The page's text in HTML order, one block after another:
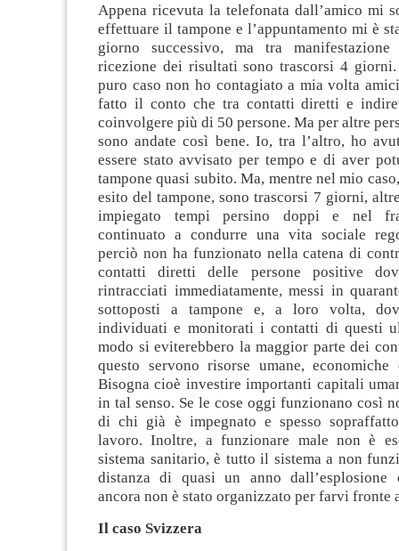
Appena ricevuta la telefonata dall’amico mi
effettuare il tampone e l’appuntamento mi è
giorno successivo, ma tra
ricezione dei risultati sono trascorsi 4
puro caso non ho contagiato a mia volta
fatto il conto che tra contatti diretti e
coinvolgere più di 50 persone. Ma per altre
sono andate così bene. Io, tra l’altro, ho
essere stato avvisato per tempo e di aver
tampone quasi subito. Ma, mentre nel mio
esito del tampone, sono trascorsi 7 giorni,
impiegato tempi persino doppi e nel
continuato a condurre una vita sociale
perciò non ha funzionato nella catena di
contatti diretti delle persone positive
rintracciati immediatamente, messi in
sottoposti a tampone e, a loro volta,
individuati e monitorati i contatti di questi
modo si eviterebbero la maggior parte dei
questo servono risorse umane, economiche
Bisogna cioè investire importanti capitali
in tal senso. Se le cose oggi funzionano così
di chi già è impegnato e spesso
lavoro. Inoltre, a funzionare male non è
sistema sanitario, è tutto il sistema a non
distanza di quasi un anno dall’esplosione
ancora non è stato organizzato per farvi fronte
Il caso Svizzera